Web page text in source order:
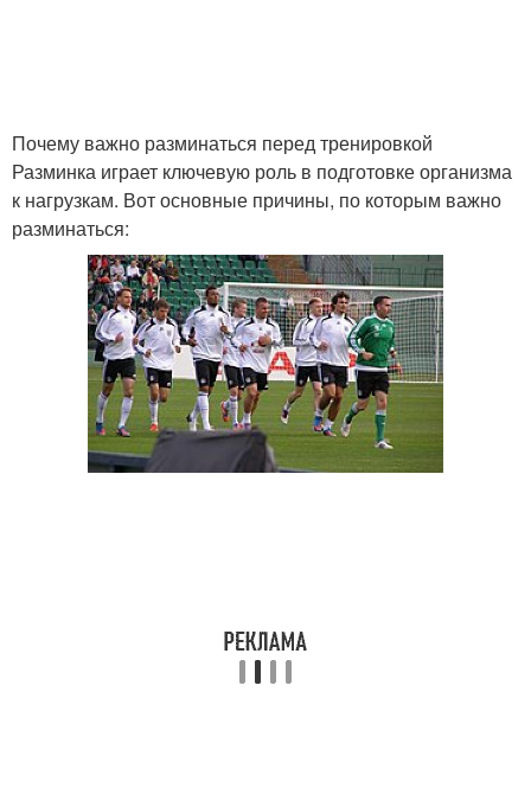
Почему важно разминаться перед тренировкой
Разминка играет ключевую роль в подготовке организма
к нагрузкам. Вот основные причины, по которым важно
разминаться: